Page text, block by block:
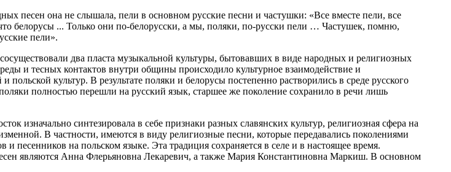
песен она не слышала, пели в основном русские песни и частушки: «Все вместе пели, все
белорусы ... Только они по-белорусски, а мы, поляки, по-русски пели … Частушек, помню,
пели».
два пласта музыкальной культуры, бытовавших в виде народных и религиозных
и тесных контактов внутри общины происходило культурное взаимодействие и
польской культур. В результате поляки и белорусы постепенно растворились в среде русского
полностью перешли на русский язык, старшее же поколение сохранило в речи лишь
изначально синтезировала в себе признаки разных славянских культур, религиозная сфера на
В частности, имеются в виду религиозные песни, которые передавались поколениями
песенников на польском языке. Эта традиция сохраняется в селе и в настоящее время.
являются Анна Флерьяновна Лекаревич, а также Мария Константиновна Маркиш. В основном